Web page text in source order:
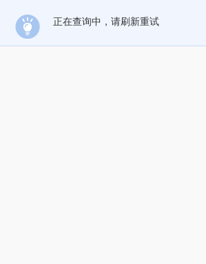
正在查询中，请刷新重试